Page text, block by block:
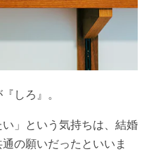
しろ』。
い」という気持ちは、結婚
の願いだったといいま